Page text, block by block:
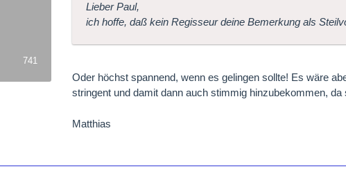
741
Lieber Paul,
ich hoffe, daß kein Regisseur deine Bemerkung als
Oder höchst spannend, wenn es gelingen sollte! Es wäre
stringent und damit dann auch stimmig hinzubekommen,
Matthias